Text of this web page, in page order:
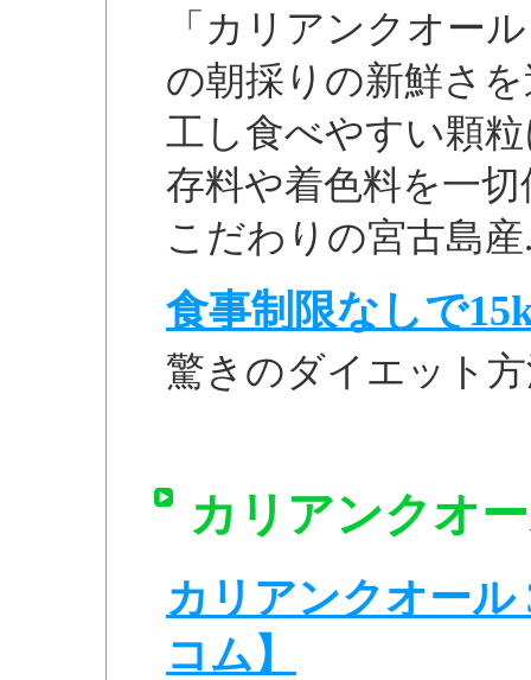
「カリアンクオー
の朝採りの新鮮さ
工し食べやすい顆
存料や着色料を一
こだわりの宮古島産
食事制限なしで
驚きのダイエット
カリアンクオ
カリアンクオール
コム】